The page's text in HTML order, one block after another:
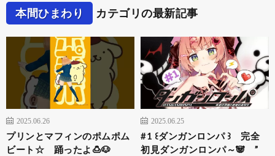
本間ひまわり カテゴリの最新記事
2025.06.26
プリンとマフィンのポムポム
ビート☆ 踊ったよ🍮🐶
2025.06.25
#1 ꒰ダンガンロンパ ꒱ 完全
初見ダンガンロンパ～🐼 ”